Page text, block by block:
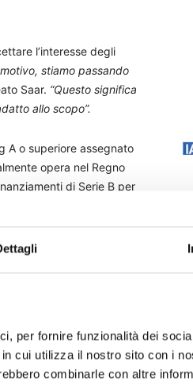
per fornire funzionalità dei
cui utilizza il nostro sito con i
combinarle con altre
l’interesse degli
stiamo passando
Saar. “Questo significa
allo scopo”.
A o superiore assegnato
opera nel Regno
di Serie B per